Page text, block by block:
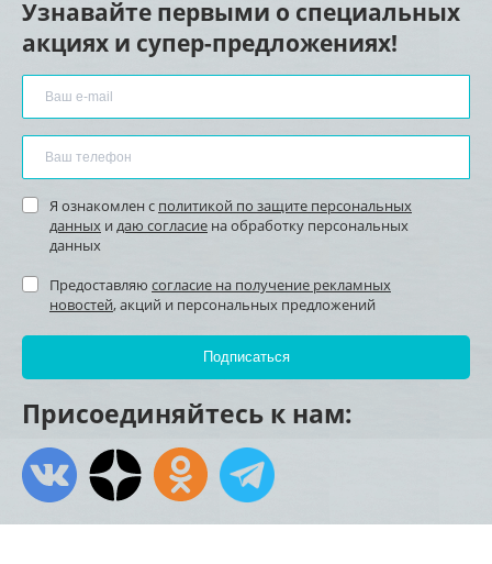
Узнавайте первыми о специальных
акциях и супер-предложениях!
Я ознакомлен с политикой по защите персональных
данных и даю согласие на обработку персональных
данных
Предоставляю согласие на получение рекламных
новостей, акций и персональных предложений
Присоединяйтесь к нам: